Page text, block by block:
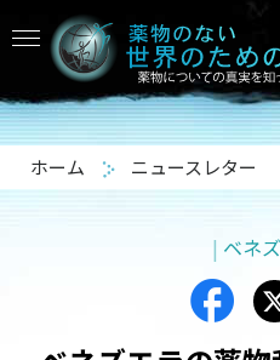
ホーム ニュースレター
| ベネ